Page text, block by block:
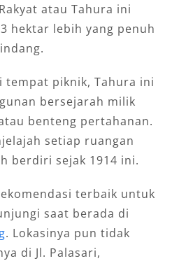
atau Tahura ini
hektar lebih yang penuh
tempat piknik, Tahura ini
bersejarah milik
benteng pertahanan.
setiap ruangan
berdiri sejak 1914 ini.
terbaik untuk
saat berada di
. Lokasinya pun tidak
di Jl. Palasari,